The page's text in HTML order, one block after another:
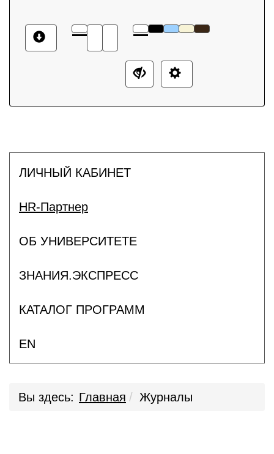
ЛИЧНЫЙ КАБИНЕТ
HR-Партнер
ОБ УНИВЕРСИТЕТЕ
ЗНАНИЯ.ЭКСПРЕСС
КАТАЛОГ ПРОГРАММ
EN
Вы здесь: Главная Журналы